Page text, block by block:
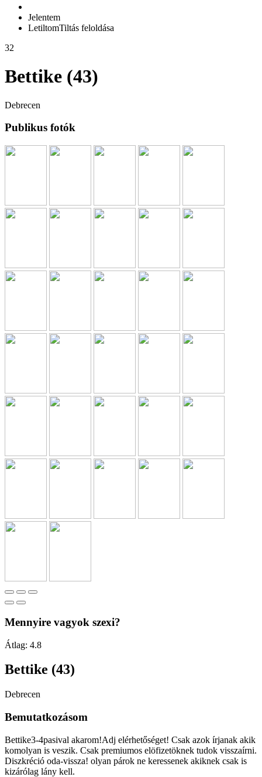
Jelentem
LetiltomTiltás feloldása
32
Bettike (43)
Debrecen
Publikus fotók
Mennyire vagyok szexi?
Átlag: 4.8
Bettike (43)
Debrecen
Bemutatkozásom
Bettike3-4pasival akarom!Adj elérhetőséget! Csak azok írjanak akik
komolyan is veszik. Csak premiumos elöfizetöknek tudok visszaírni.
Diszkréció oda-vissza! olyan párok ne keressenek akiknek csak is
kizárólag lány kell.